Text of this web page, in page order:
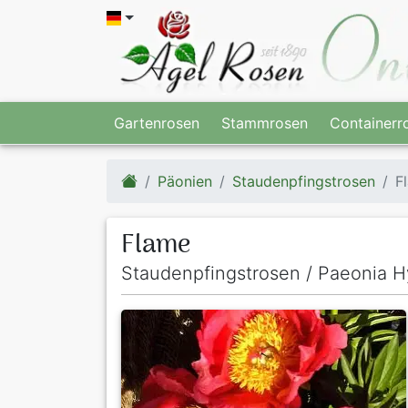
Gartenrosen Stammrosen
Päonien Staudenpfingstrosen
Flame
Staudenpfingstrosen / Paeonia